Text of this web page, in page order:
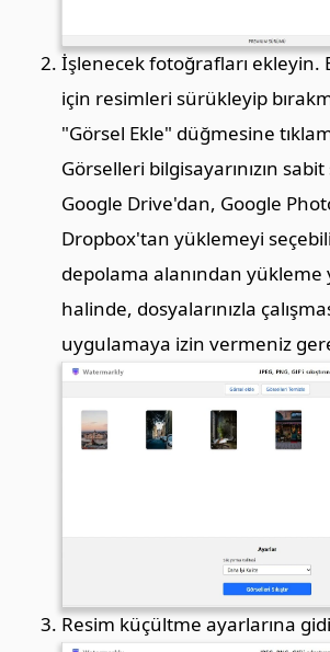
İşlenecek fotoğrafları ekleyin.
için resimleri sürükleyip
"Görsel Ekle" düğmesine
Görselleri bilgisayarınızın
Google Drive'dan, Google
Dropbox'tan yüklemeyi
depolama alanından yükleme
halinde, dosyalarınızla
uygulamaya izin vermeniz
Resim küçültme ayarlarına